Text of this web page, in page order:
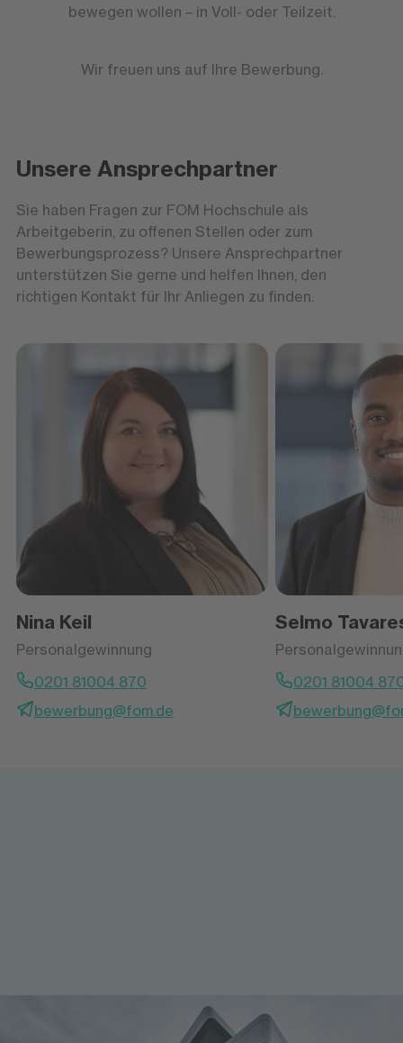
bewegen wollen – in Voll- oder Teilzeit.
Wir freuen uns auf Ihre Bewerbung.
Unsere Ansprechpartner
Sie haben Fragen zur FOM Hochschule als
Arbeitgeberin, zu offenen Stellen oder zum
Bewerbungsprozess? Unsere Ansprechpartner
unterstützen Sie gerne und helfen Ihnen, den
richtigen Kontakt für Ihr Anliegen zu finden.
Nina Keil
Personalgewinnung
0201 81004 870
bewerbung@fom.de
Selmo
0201 81004
Über die FOM Hochschule